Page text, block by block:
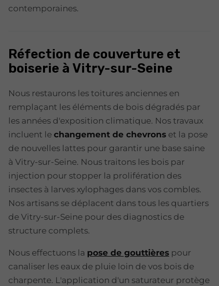
contemporaines.
Réfection de couverture et
boiserie à Vitry-sur-Seine
Nous restaurons les toitures anciennes en
remplaçant les éléments de bois dégradés par
les années d'exposition climatique. Nos travaux
incluent le changement de chevrons et la pose
de nouvelles lattes pour garantir une base saine
à Vitry-sur-Seine. Nous traitons les bois par
injection pour stopper la prolifération des
insectes à larves xylophages dans vos combles.
Nos artisans se déplacent dans tous les quartiers
de Vitry-sur-Seine pour des diagnostics de
structure complets.
Nous effectuons la pose de gouttières pour
canaliser les eaux de pluie loin de vos bois de
charpente. L'application d'un saturateur protège